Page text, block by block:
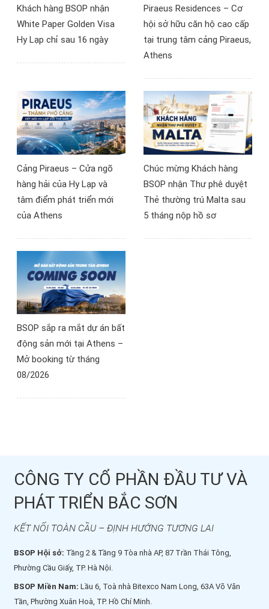
tiếp cận thị trường bất
động sản châu Âu.
Khách hàng BSOP nhận
White Paper Golden Visa
Hy Lạp chỉ sau 16 ngày
Piraeus Residences – Cơ
hội sở hữu căn hộ cao cấp
tại trung tâm cảng Piraeus,
Athens
Cảng Piraeus – Cửa ngõ
hàng hải của Hy Lạp và
tâm điểm phát triển mới
của Athens
Chúc mừng Khách hàng
BSOP nhận Thư phê duyệt
Thẻ thường trú Malta sau
5 tháng nộp hồ sơ
BSOP sắp ra mắt dự án bất
động sản mới tại Athens –
Mở booking từ tháng
08/2026
CÔNG TY CỔ PHẦN ĐẦU TƯ VÀ
PHÁT TRIỂN BẮC SƠN
KẾT NỐI TOÀN CẦU – ĐỊNH HƯỚNG TƯƠNG LAI
BSOP Hội sở: Tầng 2 & Tầng 9 Tòa nhà AP, 87 Trần Thái Tông,
Phường Cầu Giấy, TP. Hà Nội.
BSOP Miền Nam: Lầu 6, Toà nhà Bitexco Nam Long, 63A Võ Văn
Tần, Phường Xuân Hoà, TP. Hồ Chí Minh.